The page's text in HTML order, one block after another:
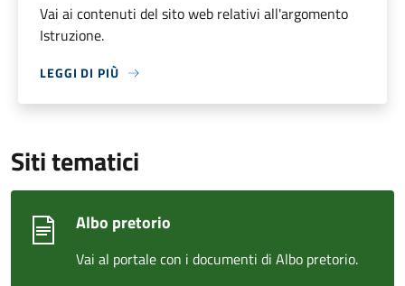
Vai ai contenuti del sito web relativi all'argomento
Istruzione.
LEGGI DI PIÙ
Siti tematici
Albo pretorio
Vai al portale con i documenti di Albo pretorio.